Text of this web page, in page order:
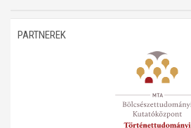
PARTNEREK